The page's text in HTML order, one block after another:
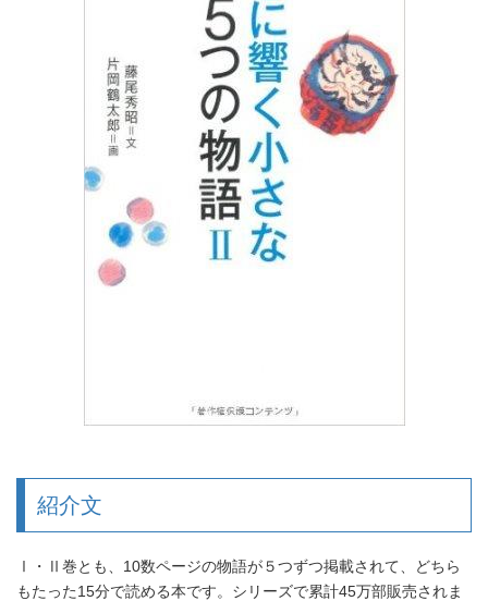
紹介文
Ⅰ・Ⅱ巻とも、10数ページの物語が５つずつ掲載されて、どちら
もたった15分で読める本です。シリーズで累計45万部販売されま